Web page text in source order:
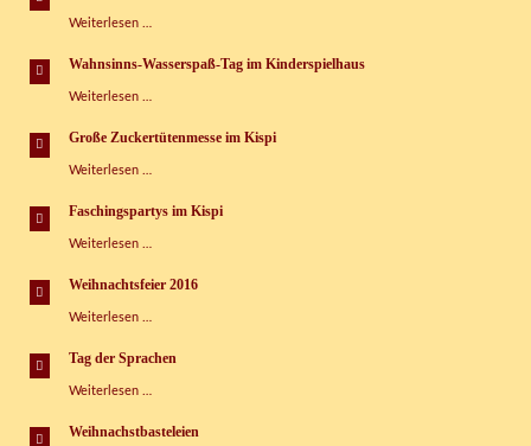
Kinderspielhaus
e.V.
Weiterlesen …
machen!
Wahnsinns-Wasserspaß-Tag im Kinderspielhaus
Weiterlesen …
Tag
Kinderspielhaus
Große Zuckertütenmesse im Kispi
Weiterlesen …
im
Faschingspartys im Kispi
Weiterlesen …
Kispi
Weihnachtsfeier 2016
Weiterlesen …
Tag der Sprachen
Weiterlesen …
Sprachen
Weihnachstbasteleien